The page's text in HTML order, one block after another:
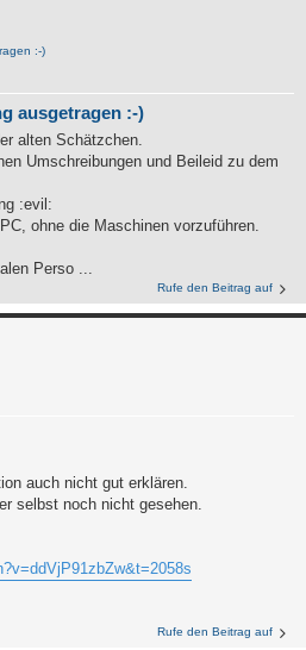
:-)
ausgetragen :-)
alten Schätzchen.
Umschreibungen und Beileid zu dem
:evil:
ohne die Maschinen vorzuführen.
Perso ...
Rufe den Beitrag auf
auch nicht gut erklären.
selbst noch nicht gesehen.
Rufe den Beitrag auf